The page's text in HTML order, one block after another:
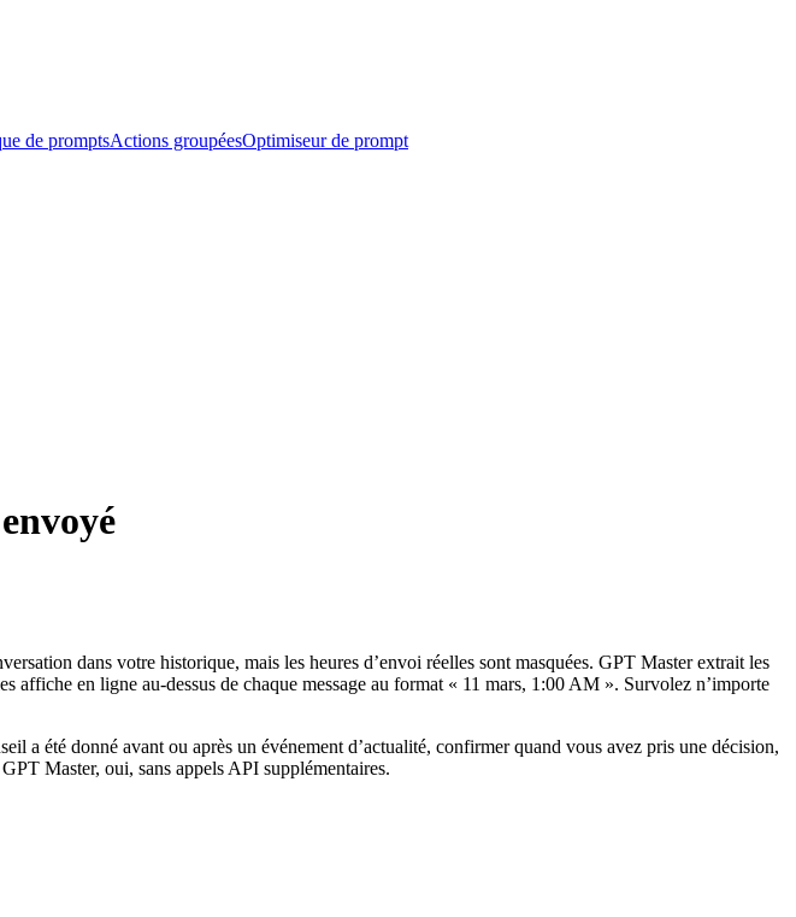
de promptsActions groupéesOptimiseur de prompt
dans votre historique, mais les heures d’envoi réelles sont masquées. GPT Master extrait les
affiche en ligne au-dessus de chaque message au format « 11 mars, 1:00 AM ». Survolez n’importe
a été donné avant ou après un événement d’actualité, confirmer quand vous avez pris une décision,
Master, oui, sans appels API supplémentaires.